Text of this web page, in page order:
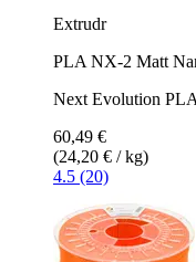
Extrudr
PLA NX-2 Matt
Next Evolution
60,49 €
(24,20 € / kg)
4.5 (20)